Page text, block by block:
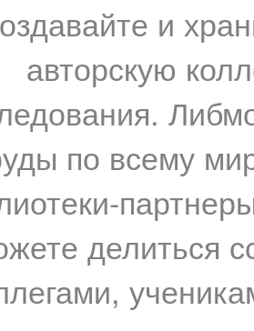
и
авторскую
по всему
делиться